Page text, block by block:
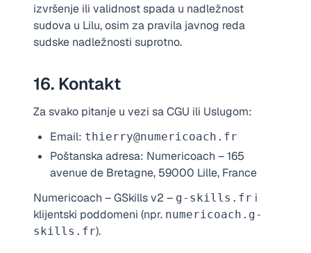
izvršenje ili validnost spada u nadležnost
sudova u Lilu, osim za pravila javnog reda
sudske nadležnosti suprotno.
16. Kontakt
Za svako pitanje u vezi sa CGU ili Uslugom:
Email: thierry@numericoach.fr
Poštanska adresa: Numericoach – 165
avenue de Bretagne, 59000 Lille, France
Numericoach – GSkills v2 – g-skills.fr i
klijentski poddomeni (npr. numericoach.g-
skills.fr).